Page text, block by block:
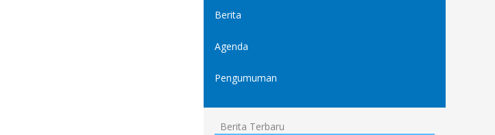
Berita
Agenda
Pengumuman
Berita Terbaru